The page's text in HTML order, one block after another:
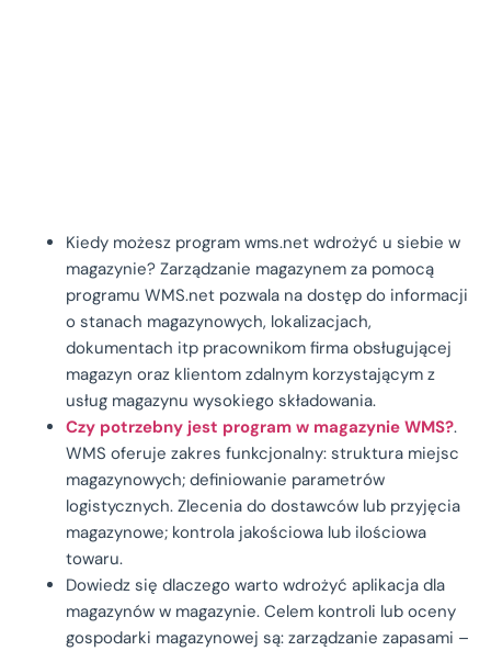
Kiedy możesz program wms.net wdrożyć u siebie w
magazynie? Zarządzanie magazynem za pomocą
programu WMS.net pozwala na dostęp do informacji
o stanach magazynowych, lokalizacjach,
dokumentach itp pracownikom firma obsługującej
magazyn oraz klientom zdalnym korzystającym z
usług magazynu wysokiego składowania.
Czy potrzebny jest program w magazynie WMS?.
WMS oferuje zakres funkcjonalny: struktura miejsc
magazynowych; definiowanie parametrów
logistycznych. Zlecenia do dostawców lub przyjęcia
magazynowe; kontrola jakościowa lub ilościowa
towaru.
Dowiedz się dlaczego warto wdrożyć aplikacja dla
magazynów w magazynie. Celem kontroli lub oceny
gospodarki magazynowej są: zarządzanie zapasami –